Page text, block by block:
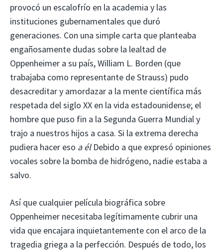
provocó un escalofrío en la academia y las
instituciones gubernamentales que duró
generaciones. Con una simple carta que planteaba
engañosamente dudas sobre la lealtad de
Oppenheimer a su país, William L. Borden (que
trabajaba como representante de Strauss) pudo
desacreditar y amordazar a la mente científica más
respetada del siglo XX en la vida estadounidense; el
hombre que puso fin a la Segunda Guerra Mundial y
trajo a nuestros hijos a casa. Si la extrema derecha
pudiera hacer eso a élDebido a que expresó opiniones
vocales sobre la bomba de hidrógeno, nadie estaba a
salvo.
Así que cualquier película biográfica sobre
Oppenheimer necesitaba legítimamente cubrir una
vida que encajara inquietantemente con el arco de la
tragedia griega a la perfección. Después de todo, los